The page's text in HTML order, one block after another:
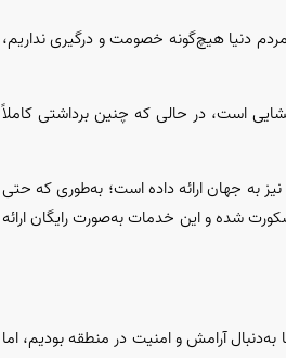
دنیا هیچ‌گونه خصومت و درگیری نداریم،
است، در حالی که چنین برداشتی کاملاً
به جهان ارائه داده است؛ به‌طوری که حتی
شده و این خدمات به‌صورت رایگان ارائه
آرامش و امنیت در منطقه بودیم، اما